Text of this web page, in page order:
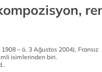
– ö. 3 Ağustos 2004), Fransız
isimlerinden biri.